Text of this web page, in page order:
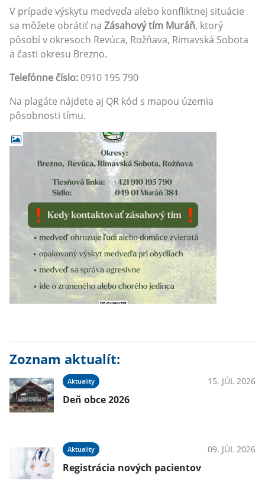
V prípade výskytu medveďa alebo konfliktnej situácie
sa môžete obrátiť na Zásahový tím Muráň, ktorý
pôsobí v okresoch Revúca, Rožňava, Rimavská Sobota
a časti okresu Brezno.
Telefónne číslo:0910 195 790
Na plagáte nájdete aj QR kód s mapou územia
pôsobnosti tímu.
Zoznam aktualít:
Aktuality 15. JÚL 2026
Deň obce 2026
Aktuality 09. JÚL 2026
Registrácia nových pacientov